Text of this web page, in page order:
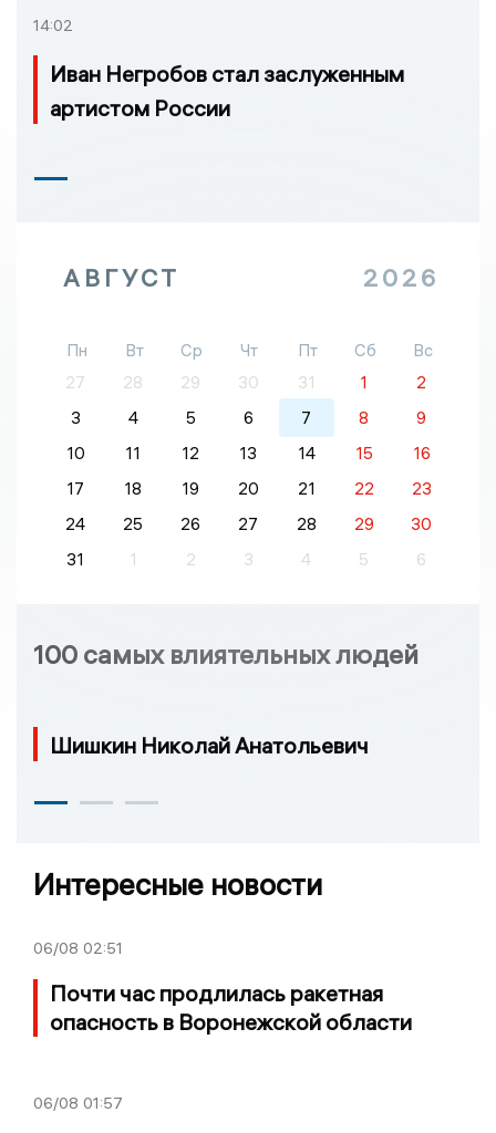
14:02
Иван Негробов стал заслуженным
артистом России
АВГУСТ 2026
Пн Вт Ср Чт Пт Сб
Вс
27
28 29 30 31 1
2
3
4 5 6 7 8
9
10
11 12 13 14 15
16
17
18 19 20 21 22
23
24
25 26 27 28 29
30
31
1 2 3 4 5 6
100 самых влиятельных людей
Шишкин Николай Анатольевич
Интересные новости
06/08 02:51
Почти час продлилась ракетная
опасность в Воронежской области
06/08 01:57